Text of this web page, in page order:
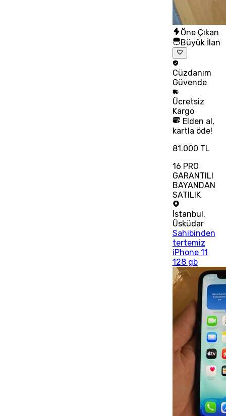
Öne Çıkan
Büyük İlan
Cüzdanım
Güvende
Ücretsiz
Kargo
Elden al,
kartla öde!
81.000 TL
16 PRO
GARANTILI
BAYANDAN
SATILIK
İstanbul,
Üsküdar
Sahibinden
tertemiz
iPhone 11
128 gb